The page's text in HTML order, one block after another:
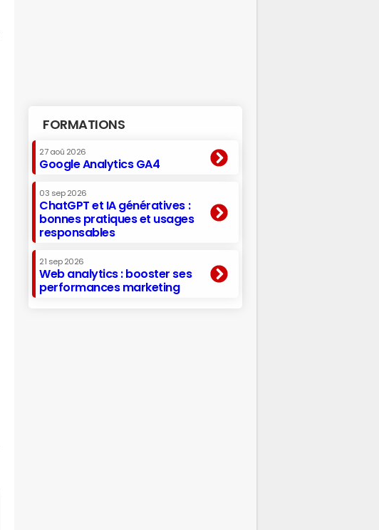
FORMATIONS
27 aoû 2026
Google Analytics GA4
03 sep 2026
ChatGPT et IA génératives :
bonnes pratiques et usages
responsables
21 sep 2026
Web analytics : booster ses
performances marketing